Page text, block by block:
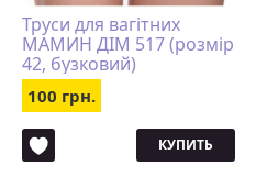
Труси для вагітних
МАМИН ДІМ 517 (розмір
42, бузковий)
100 грн.
КУПИТЬ